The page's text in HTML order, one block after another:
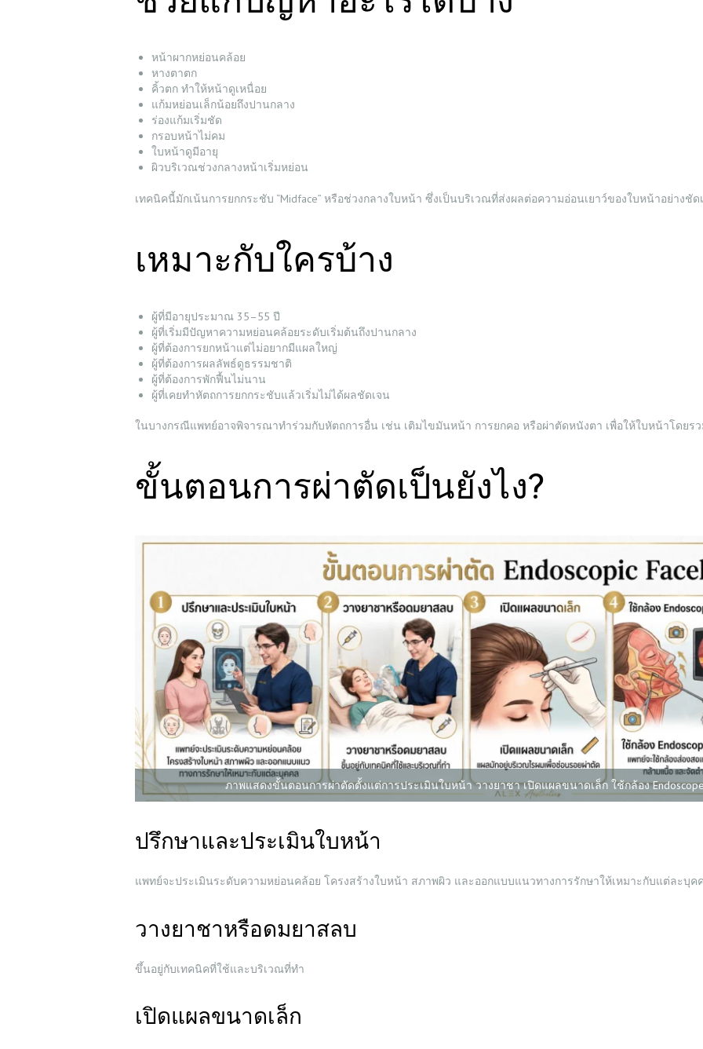
RESERVATION
หน้าผากหย่อนคล้อย
หางตาตก
คิ้วตก ทำให้หน้าดูเหนื่อย
แก้มหย่อนเล็กน้อยถึงปานกลาง
ร่องแก้มเริ่มชัด
กรอบหน้าไม่คม
ใบหน้าดูมีอายุ
ผิวบริเวณช่วงกลางหน้าเริ่มหย่อน
เทคนิคนี้มักเน้นการยกกระชับ “Midface” หรือช่วงกลางใบหน้า ซึ่งเป็นบริเวณที่ส่งผลต่อความอ่อนเยาว์ของใบหน้าอย่างชัด
เหมาะกับใครบ้าง
ผู้ที่มีอายุประมาณ 35–55 ปี
ผู้ที่เริ่มมีปัญหาความหย่อนคล้อยระดับเริ่มต้นถึงปานกลาง
ผู้ที่ต้องการยกหน้าแต่ไม่อยากมีแผลใหญ่
ผู้ที่ต้องการผลลัพธ์ดูธรรมชาติ
ผู้ที่ต้องการพักฟื้นไม่นาน
ผู้ที่เคยทำหัตถการยกกระชับแล้วเริ่มไม่ได้ผลชัดเจน
ในบางกรณีแพทย์อาจพิจารณาทำร่วมกับหัตถการอื่น เช่น เติมไขมันหน้า การยกคอ หรือผ่าตัดหนังตา เพื่อให้ใบหน้าโดย
ขั้นตอนการผ่าตัดเป็นยังไง?
ภาพแสดงขั้นตอนการผ่าตัดตั้งแต่การประเมินใบหน้า วางยาชา เปิดแผลขนาดเล็ก ใช้กล้อง
ปรึกษาและประเมินใบหน้า
แพทย์จะประเมินระดับความหย่อนคล้อย โครงสร้างใบหน้า สภาพผิว และออกแบบแนวทางการรักษาให้เหมาะกับแต่ละบุค
วางยาชาหรือดมยาสลบ
ขึ้นอยู่กับเทคนิคที่ใช้และบริเวณที่ทำ
เปิดแผลขนาดเล็ก